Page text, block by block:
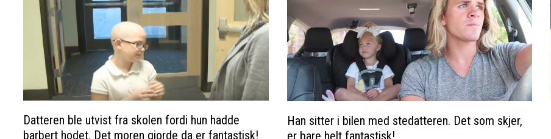
Datteren ble utvist fra skolen fordi hun hadde
barbert hodet. Det moren gjorde da er fantastisk!
Han sitter i bilen med stedatteren. Det som skjer,
er bare helt fantastisk!